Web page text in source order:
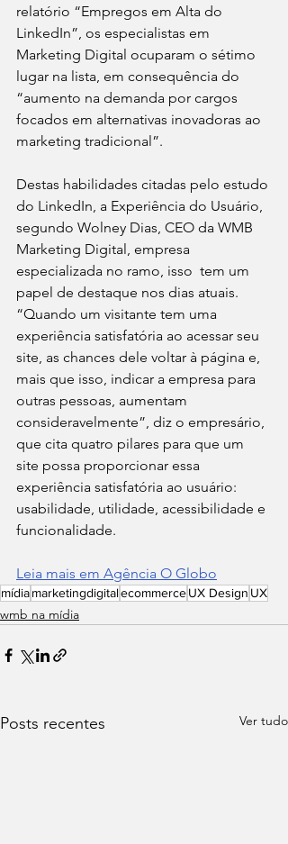
relatório “Empregos em Alta do
LinkedIn”, os especialistas em
Marketing Digital ocuparam o sétimo
lugar na lista, em consequência do
“aumento na demanda por cargos
focados em alternativas inovadoras ao
marketing tradicional”.
Destas habilidades citadas pelo estudo
do LinkedIn, a Experiência do Usuário,
segundo Wolney Dias, CEO da WMB
Marketing Digital, empresa
especializada no ramo, isso  tem um
papel de destaque nos dias atuais.
“Quando um visitante tem uma
experiência satisfatória ao acessar seu
site, as chances dele voltar à página e,
mais que isso, indicar a empresa para
outras pessoas, aumentam
consideravelmente”, diz o empresário,
que cita quatro pilares para que um
site possa proporcionar essa
experiência satisfatória ao usuário:
usabilidade, utilidade, acessibilidade e
funcionalidade.
Leia mais em Agência O Globo
mídiamarketingdigitalecommerceUX Design UX
wmb na mídia
Posts recentes Ver tudo